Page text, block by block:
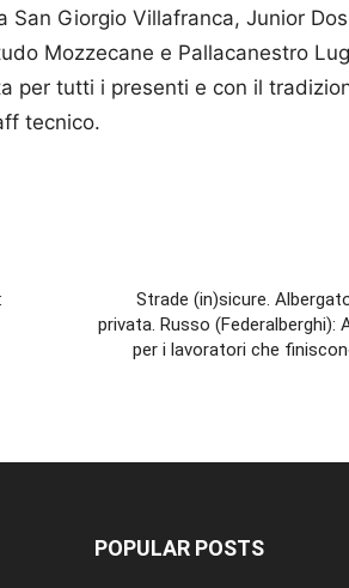
San Giorgio Villafranca, Junior
Mozzecane e Pallacanestro
per tutti i presenti e con il
tecnico.
Strade (in)sicure.
privata. Russo (Federalberghi):
per i lavoratori che
POPULAR POSTS